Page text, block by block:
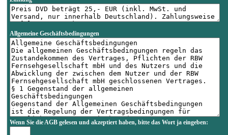
Allgemeine Geschäftsbedingungen
Wenn Sie die AGB gelesen und akzeptiert haben, bitte das Wort ja eingeben: